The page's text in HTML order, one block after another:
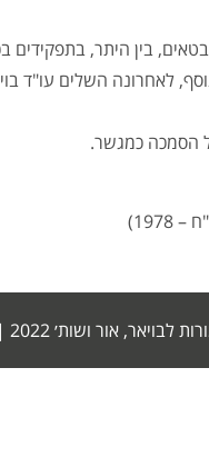
בין היתר, בתפקידים
לאחרונה השלים עו"ד
הסמכה כמגשר.
אור ושות׳ 2022 | קרליבך 1, תל-אביב |